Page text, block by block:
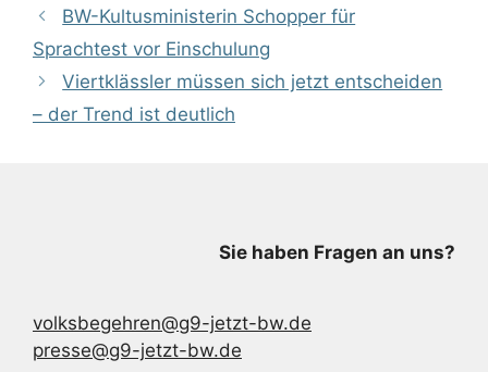
BW-Kultusministerin Schopper für
Sprachtest vor Einschulung
Viertklässler müssen sich jetzt entscheiden
– der Trend ist deutlich
Sie haben Fragen an uns?
volksbegehren@g9-jetzt-bw.de
presse@g9-jetzt-bw.de